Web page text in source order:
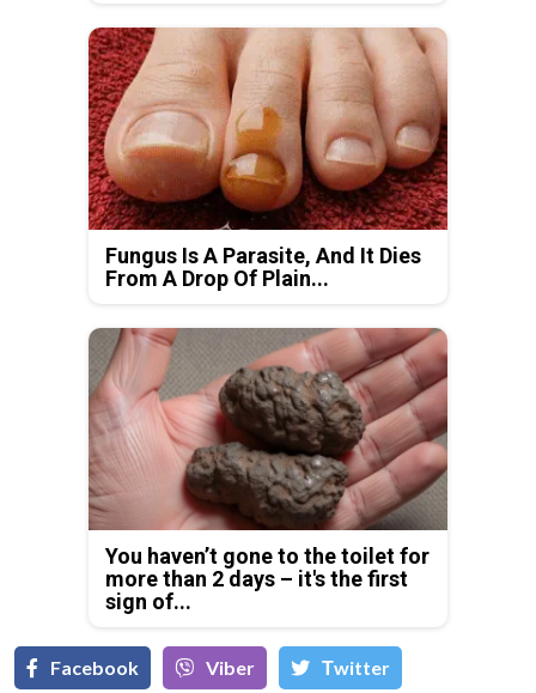
Fungus Is A Parasite, And It Dies
From A Drop Of Plain...
You haven’t gone to the toilet for
more than 2 days – it's the first
sign of...
Facebook Viber Тwitter